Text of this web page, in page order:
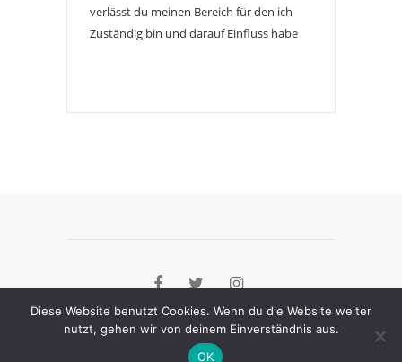
verlässt du meinen Bereich für den ich
Zuständig bin und darauf Einfluss habe
[instagram-feed]
Diese Website benutzt Cookies. Wenn du die Website weiter
nutzt, gehen wir von deinem Einverständnis aus.
OK